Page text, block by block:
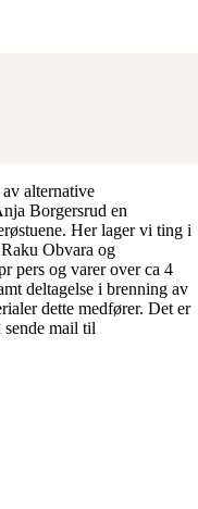
alternative
Borgersrud en
Her lager vi ting i
Obvara og
pers og varer over ca 4
deltagelse i brenning av
dette medfører. Det er
sende mail til